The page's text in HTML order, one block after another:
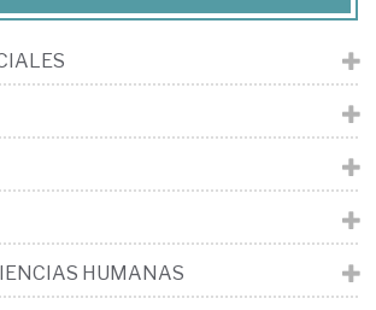
HUMANAS